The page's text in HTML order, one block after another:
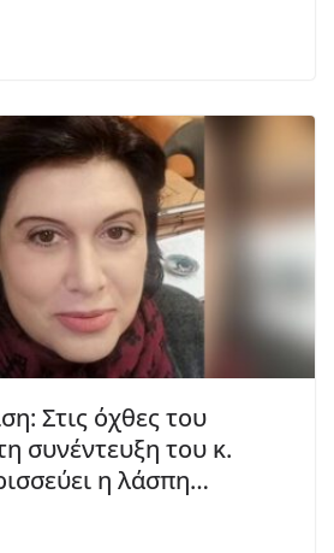
Στις όχθες του
συνέντευξη του κ.
η λάσπη…